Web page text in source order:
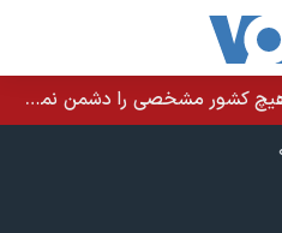
ترکیه: آنکارا، ریاض و اسلام‌آباد هیچ کشور مشخصی را دشمن نمی‌دانند مگر اینکه آن کشور اقدام خصمانه‌ای انجام دهد